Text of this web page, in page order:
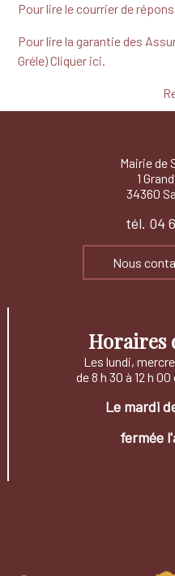
Pour lire le courrier de
Pour lire la garantie des
Gréle) Cliquer ici.
Mairie de
1
34360
tél. 04
Nous
Horaires
Les lundi,
de 8 h 30 à 12 h 00
Le mardi
fermée